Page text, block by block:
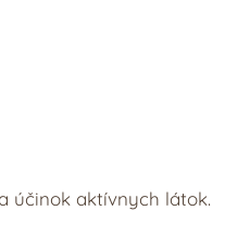
účinok aktívnych látok.